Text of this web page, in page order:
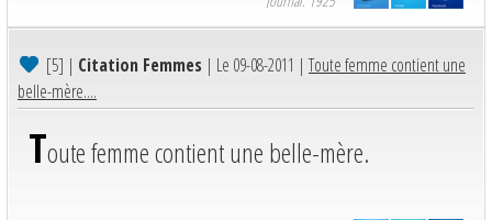
[5] | Citation Femmes | Le 09-08-2011 |Toute femme contient une
belle-mère....
Toute femme contient une belle-mère.